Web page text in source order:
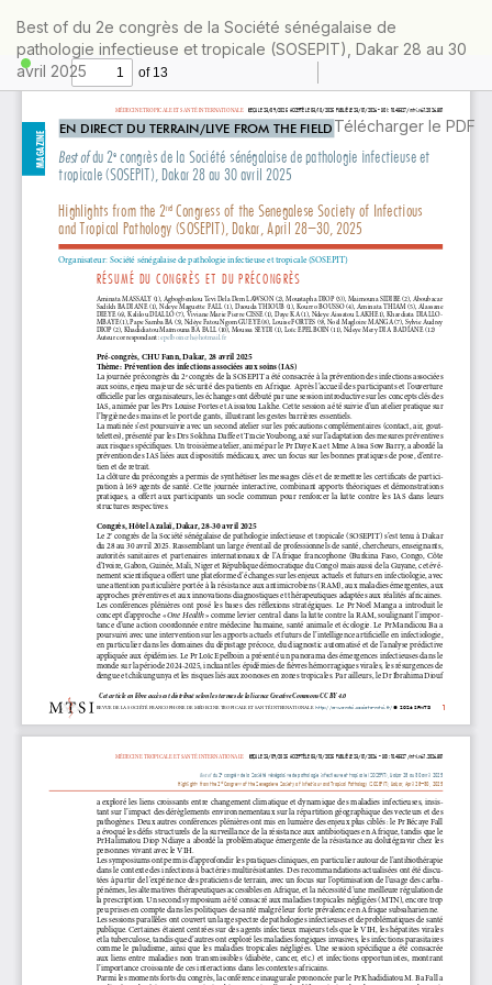
aux
informations
sur
l'article
Best of du 2e congrès de la Société sénégalaise de
pathologie infectieuse et tropicale (SOSEPIT), Dakar 28 au 30
avril 2025
Télécharger
Télécharger le PDF